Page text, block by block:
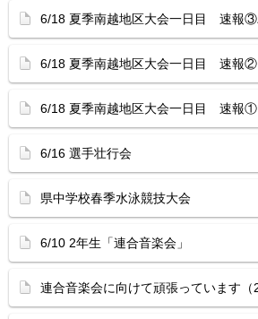
6/18 夏季南越地区大会一日目 速報③
6/18 夏季南越地区大会一日目 速
6/18 夏季南越地区大会一日目 速報①
6/16 選手壮行会
県中学校春季水泳競技大会
6/10 2年生「連合音楽会」
連合音楽会に向けて頑張っています（2